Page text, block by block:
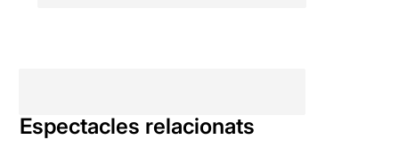
Espectacles relacionats